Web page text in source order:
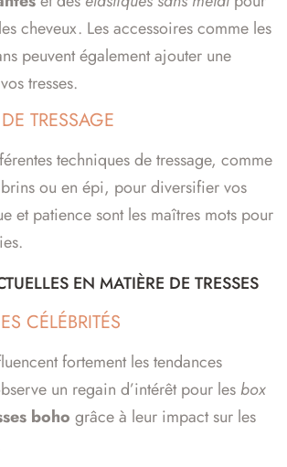
cheveux. Les accessoires comme les
peuvent également ajouter une
tresses.
TRESSAGE
techniques de tressage, comme
ou en épi, pour diversifier vos
et patience sont les maîtres mots pour
EN MATIÈRE DE TRESSES
CÉLÉBRITÉS
fortement les tendances
un regain d’intérêt pour lesbox
boho grâce à leur impact sur les